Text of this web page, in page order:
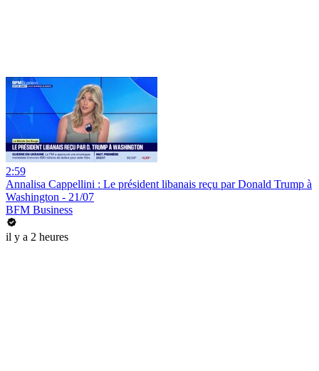
2:59
Annalisa Cappellini : Le président libanais reçu par Donald Trump à
Washington - 21/07
BFM Business
il y a 2 heures